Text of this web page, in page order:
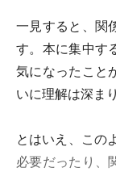
一見すると、関
す。本に集中す
気になったこと
いに理解は深ま
とはいえ、この
必要だったり、